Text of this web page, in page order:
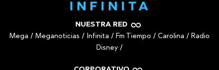
NUESTRA RED
Mega / Meganoticias / Infinita / Fm Tiempo / Carolina / Radio
Disney /